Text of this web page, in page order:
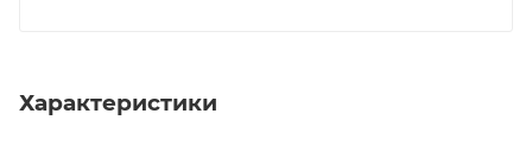
Характеристики